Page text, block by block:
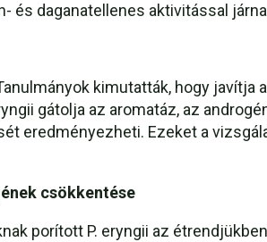
és daganatellenes aktivitással
kimutatták, hogy javítja
gátolja az aromatáz, az
eredményezheti. Ezeket a
csökkentése
porított P. eryngii az